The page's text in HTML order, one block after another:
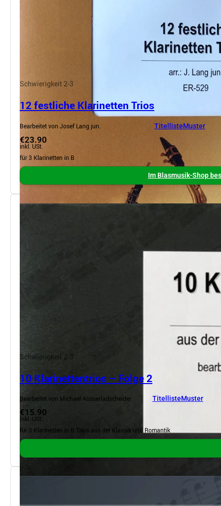
Schwierigkeit 2-3
12 festliche Klarinetten Trios
Bearbeitet von Josef Lang jun. TitellisteMuster
€23.90
inkl. USt.
für 3 Klarinetten in B
Im Blasmusik-Shop
Schwierigkeit 2-3
10 Klarinettentrios – Folge 2
Bearbeitet von Michael Ausserladscheider TitellisteMuster
€15.90
inkl. USt.
für 3 Klarinetten in B Trios aus der Klassik und Romantik